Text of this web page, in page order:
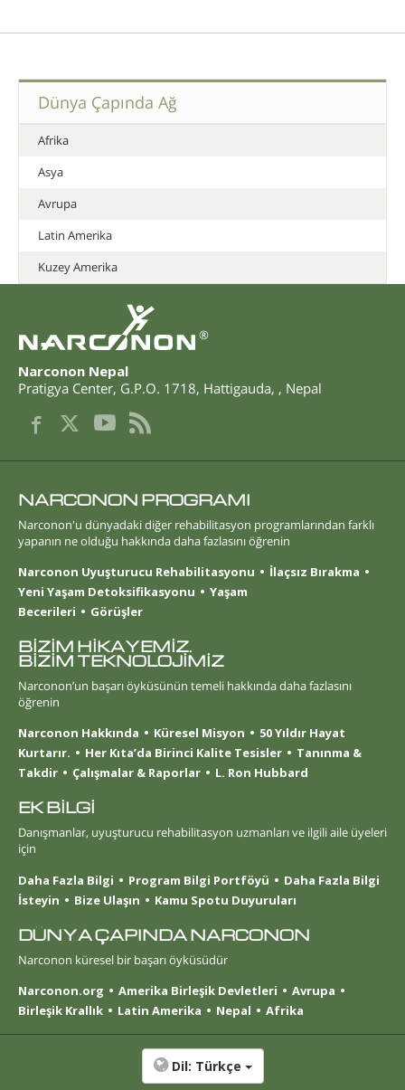
Dünya Çapında Ağ
Afrika
Asya
Avrupa
Latin Amerika
Kuzey Amerika
®
Narconon Nepal
Pratigya Center, G.P.O. 1718, Hattigauda, , Nepal
NARCONON PROGRAMI
Narconon'u dünyadaki diğer rehabilitasyon programlarından farklı
yapanın ne olduğu hakkında daha fazlasını öğrenin
Narconon Uyuşturucu Rehabilitasyonu
İlaçsız Bırakma
Yeni Yaşam Detoksifikasyonu
Yaşam
Becerileri
Görüşler
BİZİM HİKAYEMİZ.
BİZİM TEKNOLOJİMİZ
Narconon’un başarı öyküsünün temeli hakkında daha fazlasını
öğrenin
Narconon Hakkında
Küresel Misyon
50 Yıldır Hayat
Kurtarır.
Her Kıta’da Birinci Kalite Tesisler
Tanınma &
Takdir
Çalışmalar & Raporlar L. Ron Hubbard
EK BİLGİ
Danışmanlar, uyuşturucu rehabilitasyon uzmanları ve ilgili aile üyeleri
için
Daha Fazla Bilgi
Program Bilgi Portföyü
Daha Fazla Bilgi
İsteyin
Bize Ulaşın Kamu Spotu Duyuruları
DÜNYA ÇAPINDA NARCONON
Narconon küresel bir başarı öyküsüdür
Narconon.org
Amerika Birleşik Devletleri
Avrupa
Birleşik Krallık
Latin Amerika Nepal Afrika
Dil: Türkçe